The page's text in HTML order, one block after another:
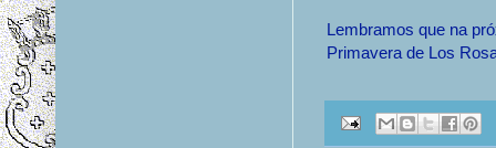
Lembramos que na
Primavera de Los